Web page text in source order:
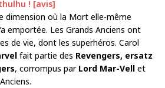
! [avis]
dimension où la Mort elle-même
emportée. Les Grands Anciens ont
de vie, dont les superhéros. Carol
fait partie des Revengers, ersatz
, corrompus par Lord Mar-Vell et